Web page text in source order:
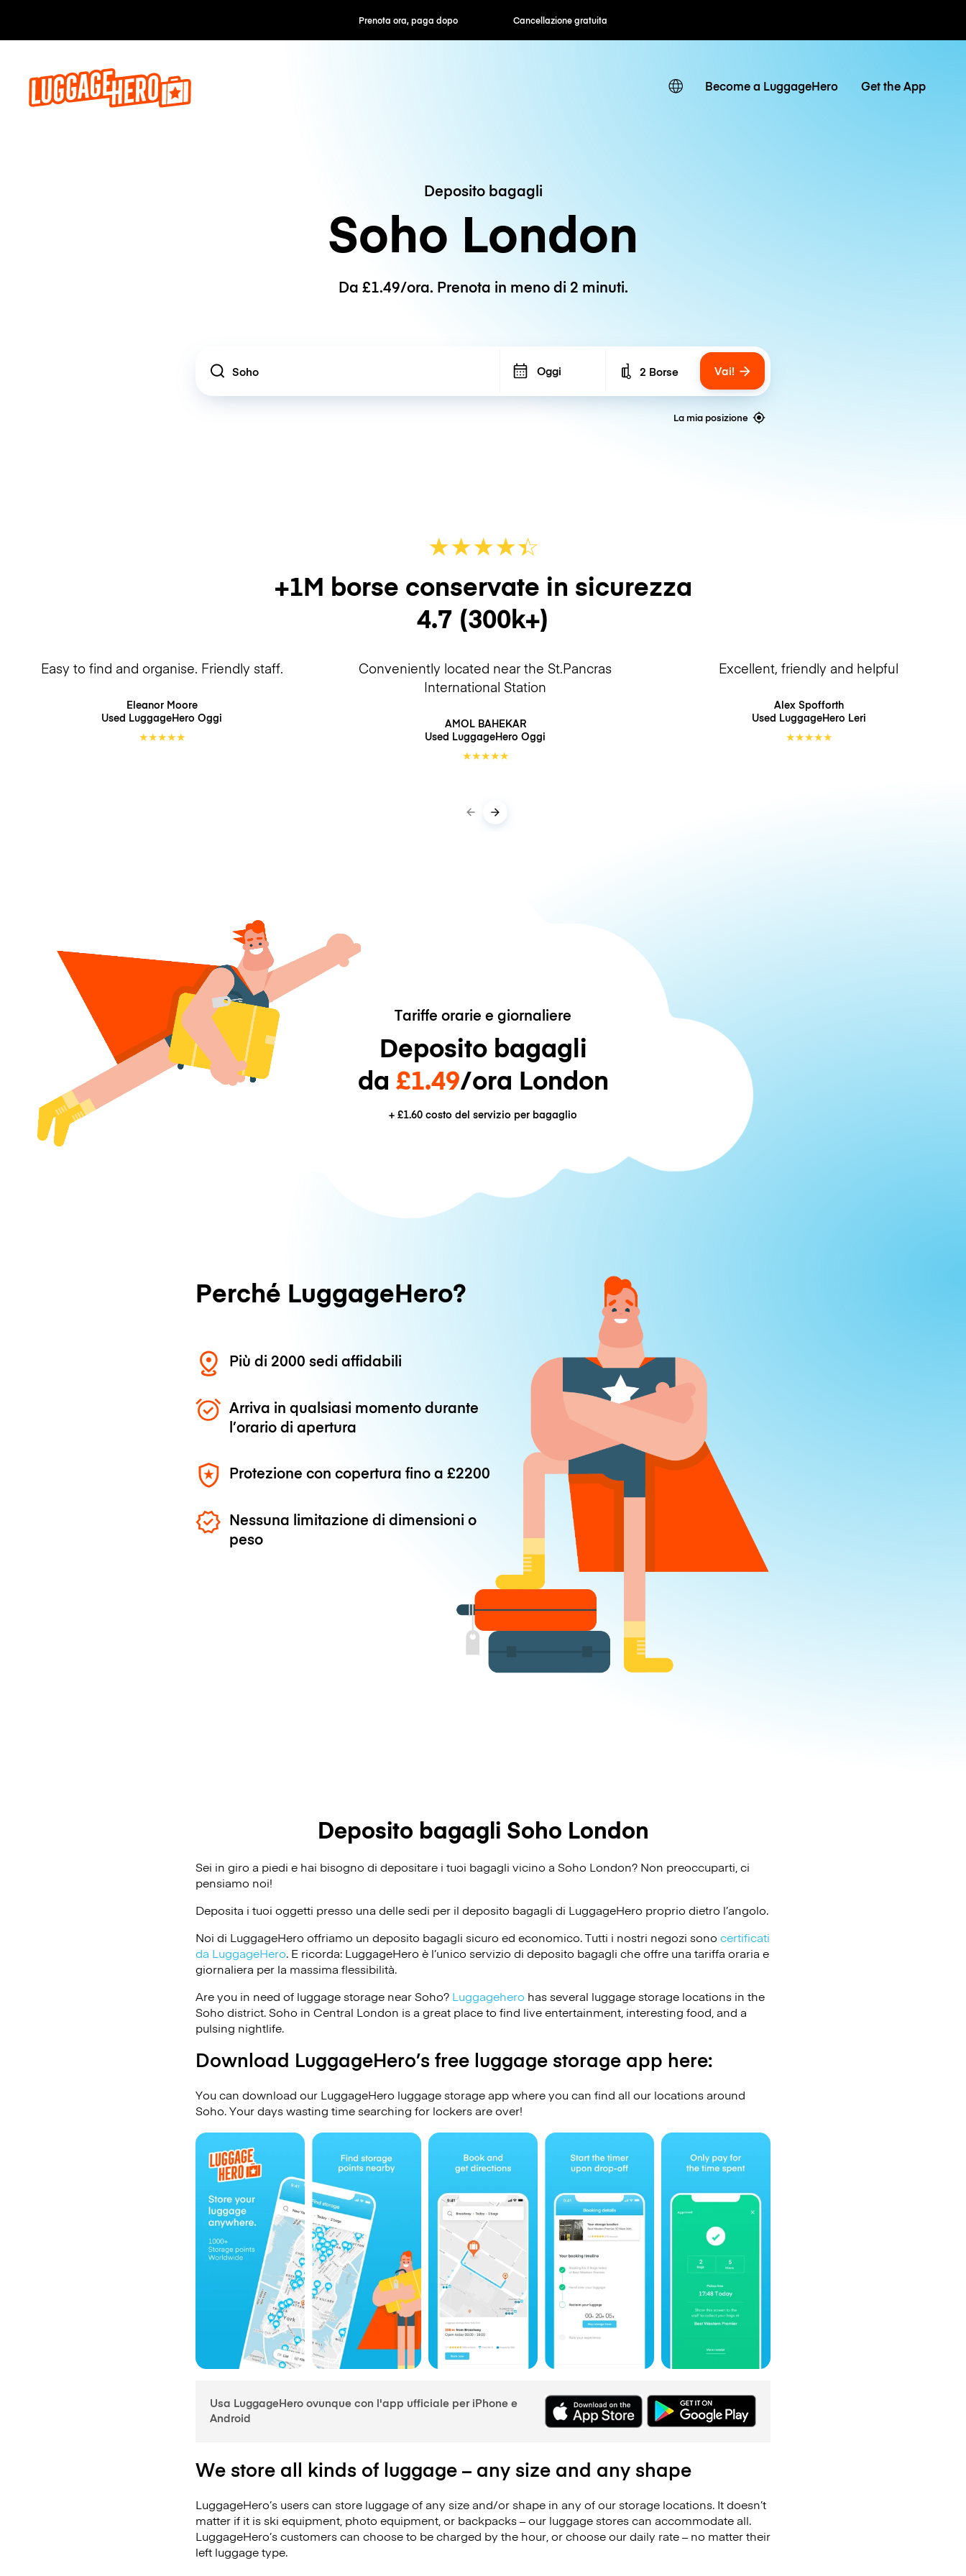
Prenota ora, paga dopo Cancellazione gratuita Tariffe orarie / giornaliere
Become a LuggageHero Get the App
Deposito bagagli
Soho London
Da £1.49/ora. Prenota in meno di 2 minuti.
Location Oggi Number of bags
2 Borse Vai!
La mia posizione
★★★★☆
★
+1M borse conservate in sicurezza
4.7 (300k+)
Easy to find and organise. Friendly staff.
Eleanor Moore
Used LuggageHero Oggi
★★★★★
Conveniently located near the St.Pancras
International Station
AMOL BAHEKAR
Used LuggageHero Oggi
★★★★★
Excellent, friendly and helpful
Alex Spofforth
Used LuggageHero Leri
★★★★★
Tariffe orarie e giornaliere
Deposito bagagli
da £1.49/ora London
+ £1.60 costo del servizio per bagaglio
Perché LuggageHero?
Più di 2000 sedi affidabili
Arriva in qualsiasi momento durante
l’orario di apertura
Protezione con copertura fino a£2200
Nessuna limitazione di dimensioni o
peso
Deposito bagagli Soho London
Sei in giro a piedi e hai bisogno di depositare i tuoi bagagli vicino a Soho London? Non preoccuparti, ci
pensiamo noi!
Deposita i tuoi oggetti presso una delle sedi per il deposito bagagli di LuggageHero proprio dietro l’angolo.
Noi di LuggageHero offriamo un deposito bagagli sicuro ed economico. Tutti i nostri negozi sono certificati
da LuggageHero. E ricorda: LuggageHero è l’unico servizio di deposito bagagli che offre una tariffa oraria e
giornaliera per la massima flessibilità.
Are you in need of luggage storage near Soho? Luggagehero has several luggage storage locations in the
Soho district. Soho in Central London is a great place to find live entertainment, interesting food, and a
pulsing nightlife.
Download LuggageHero’s free luggage storage app here:
You can download our LuggageHero luggage storage app where you can find all our locations around
Soho. Your days wasting time searching for lockers are over!
Usa LuggageHero ovunque con l'app ufficiale per iPhone e
Android
We store all kinds of luggage – any size and any shape
LuggageHero’s users can store luggage of any size and/or shape in any of our storage locations. It doesn’t
matter if it is ski equipment, photo equipment, or backpacks – our luggage stores can accommodate all.
LuggageHero’s customers can choose to be charged by the hour, or choose our daily rate – no matter their
left luggage type.